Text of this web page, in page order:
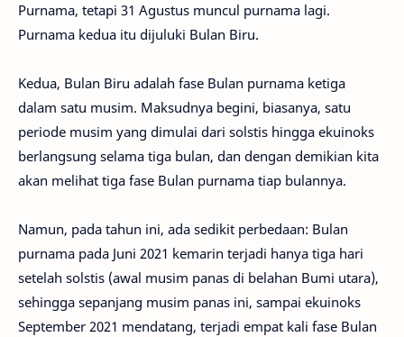
Purnama, tetapi 31 Agustus muncul purnama lagi.
Purnama kedua itu dijuluki Bulan Biru.
Kedua, Bulan Biru adalah fase Bulan purnama ketiga
dalam satu musim. Maksudnya begini, biasanya, satu
periode musim yang dimulai dari solstis hingga ekuinoks
berlangsung selama tiga bulan, dan dengan demikian kita
akan melihat tiga fase Bulan purnama tiap bulannya.
Namun, pada tahun ini, ada sedikit perbedaan: Bulan
purnama pada Juni 2021 kemarin terjadi hanya tiga hari
setelah solstis (awal musim panas di belahan Bumi utara),
sehingga sepanjang musim panas ini, sampai ekuinoks
September 2021 mendatang, terjadi empat kali fase Bulan